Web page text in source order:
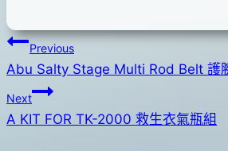
文
章
導
Previous
Abu Salty Stage Multi Rod Belt 護
Next
A KIT FOR TK-2000 救生衣氣瓶組